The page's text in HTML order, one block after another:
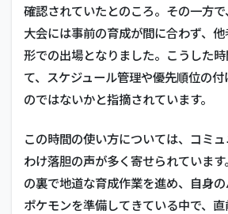
確認されていたとのころ。その一方
大会には事前の育成が間に合わず、
形での出場となりました。こうした
て、スケジュール管理や優先順位の
のではないかと指摘されています。
この時間の使い方については、コミ
わけ落胆の声が多く寄せられていま
の裏で地道な育成作業を進め、自身
ポケモンを準備してきている中で、